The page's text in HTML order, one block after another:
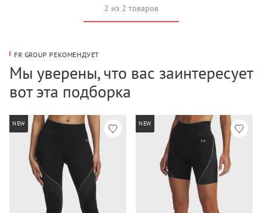
2 из 2 товаров
FR GROUP РЕКОМЕНДУЕТ
Мы уверены, что вас заинтересует
вот эта подборка
NEW NEW